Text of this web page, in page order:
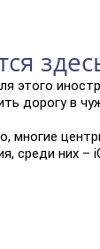
этого
дорогу в
многие
среди них –